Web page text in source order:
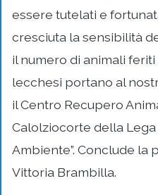
essere tutelati e
cresciuta la sensibilità
il numero di animali
lecchesi portano al
il Centro Recupero
Calolziocorte della
Ambiente”. Conclude la
Vittoria Brambilla.